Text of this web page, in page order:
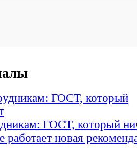
ГОСТ, который
работает новая